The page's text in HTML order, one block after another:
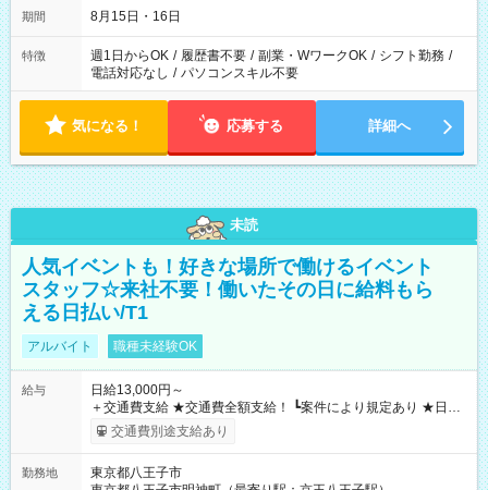
期間 8月15日・16日
特徴 週1日からOK / 履歴書不要 / 副業・WワークOK / シフト勤務 /
電話対応なし / パソコンスキル不要
気になる！ 応募する 詳細へ
未読
人気イベントも！好きな場所で働けるイベント
スタッフ☆来社不要！働いたその日に給料もら
える日払い/T1
アルバイト 職種未経験OK
給与
日給13,000円～
＋交通費支給 ★交通費全額支給！ ┗案件により規定あり ★日払
いOK！（規定あり） ┗働いたその日に現金GET♪ お仕事後はコ
ンビニATMから 日払い分を引き落とせます！ 【試用期間】試
交通費別途支給あり
勤務地
東京都八王子市